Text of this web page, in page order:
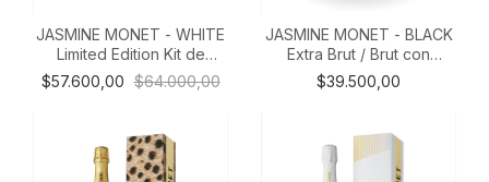
JASMINE MONET - WHITE
Limited Edition Kit de
Regalo
$57.600,00 $64.000,00
JASMINE MONET - BLACK
Extra Brut / Brut con
Estuche
$39.500,00